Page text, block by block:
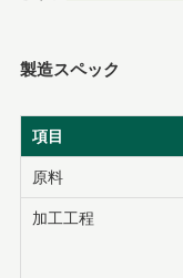
製造スペック
項目
原料
加工工程